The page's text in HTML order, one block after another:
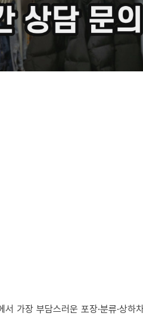
가장 부담스러운 포장·분류·상하